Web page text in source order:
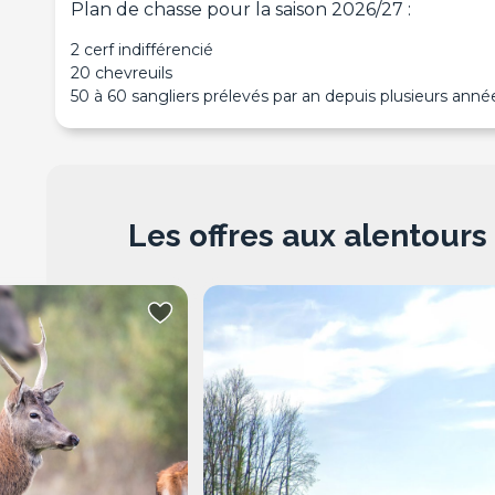
Plan de chasse pour la saison 2026/27 :
2 cerf indifférencié
20 chevreuils
50 à 60 sangliers prélevés par an depuis plusieurs
Les offres aux alentours